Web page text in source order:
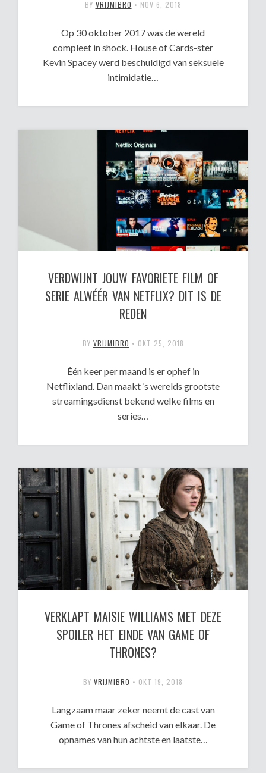
BY VRIJMIBRO • NOV 6, 2018
Op 30 oktober 2017 was de wereld
compleet in shock. House of Cards-ster
Kevin Spacey werd beschuldigd van seksuele
intimidatie…
VERDWIJNT JOUW FAVORIETE FILM OF
SERIE ALWÉÉR VAN NETFLIX? DIT IS DE
REDEN
BY VRIJMIBRO • OKT 25, 2018
Één keer per maand is er ophef in
Netflixland. Dan maakt ‘s werelds grootste
streamingsdienst bekend welke films en
series…
VERKLAPT MAISIE WILLIAMS MET DEZE
SPOILER HET EINDE VAN GAME OF
THRONES?
BY VRIJMIBRO • OKT 19, 2018
Langzaam maar zeker neemt de cast van
Game of Thrones afscheid van elkaar. De
opnames van hun achtste en laatste…